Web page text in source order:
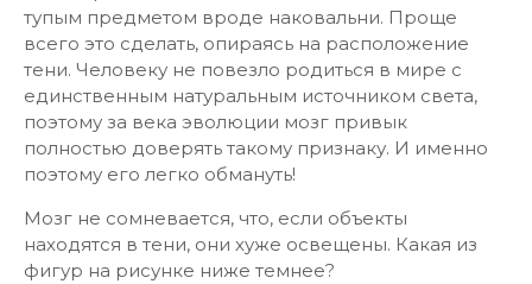
тупым предметом вроде наковальни. Проще
всего это сделать, опираясь на расположение
тени. Человеку не повезло родиться в мире с
единственным натуральным источником света,
поэтому за века эволюции мозг привык
полностью доверять такому признаку. И именно
поэтому его легко обмануть!
Мозг не сомневается, что, если объекты
находятся в тени, они хуже освещены. Какая из
фигур на рисунке ниже темнее?